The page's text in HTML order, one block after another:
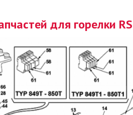
для горелки